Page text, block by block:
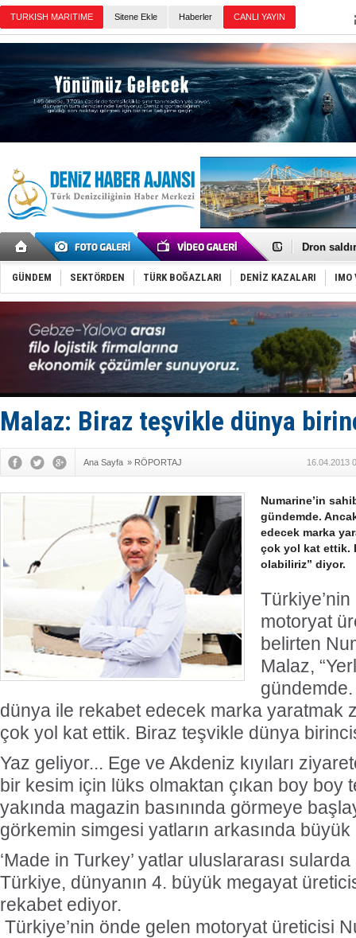
TURKISH MARITIME Sitene Ekle Haberler CANLI YAYIN
Gemi
Dron
'REGAL 1'
Gemide 5
Yakıt
Rus
Tatil
Rusya,
Enejota
Denizcilik
Taksi
GÜNDEM SEKTÖRDEN TÜRK BOĞAZLARI DENİZ KAZALARI IMO
Malaz: Biraz teşvikle dünya
Ana Sayfa » RÖPORTAJ 16.04.2013
Numarine’in
gündemde.
edecek marka
çok yol kat ettik.
olabiliriz” diyor.
motoryat
belirten
Malaz,
dünya ile rekabet edecek marka yaratmak
çok yol kat ettik. Biraz teşvikle dünya
Yaz geliyor... Ege ve Akdeniz kıyıları
bir kesim için lüks olmaktan çıkan boy boy
yakında magazin basınında görmeye
görkemin simgesi yatların arkasında
‘Made in Turkey’ yatlar uluslararası
Türkiye, dünyanın 4. büyük megayat
rekabet ediyor.
Türkiye’nin önde gelen motoryat üreticisi